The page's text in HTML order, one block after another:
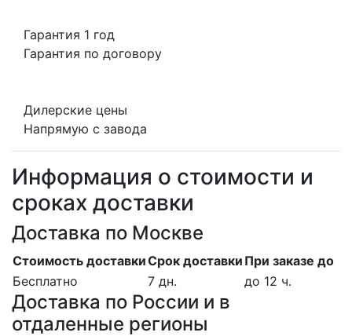
Гарантия 1 год
Гарантия по договору
Дилерские цены
Напрямую с завода
Информация о стоимости и
сроках доставки
Доставка по Москве
Стоимость доставкиСрок доставки При заказе до
Бесплатно
7 дн. до 12 ч.
Доставка по России и в
отдаленные регионы